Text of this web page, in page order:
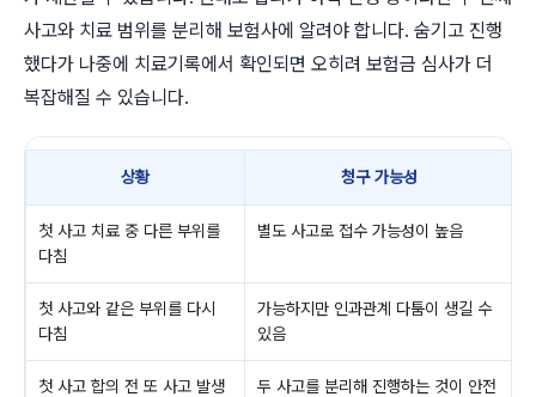
사고와 치료 범위를 분리해 보험사에 알려야 합니다. 숨기고 진행
했다가 나중에 치료기록에서 확인되면 오히려 보험금 심사가 더
복잡해질 수 있습니다.
상황 청구 가능성
첫 사고 치료 중 다른 부위를
다침
별도 사고로 접수 가능성이 높음
첫 사고와 같은 부위를 다시
다침
가능하지만 인과관계 다툼이 생길 수
있음
첫 사고 합의 전 또 사고 발생 두 사고를 분리해 진행하는 것이 안전